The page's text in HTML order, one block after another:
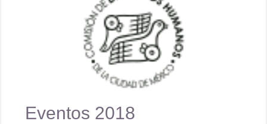
Eventos 2018